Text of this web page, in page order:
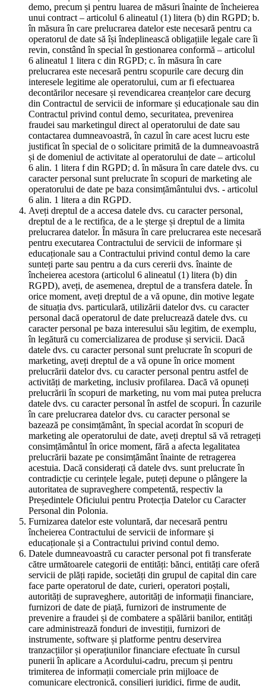
demo, precum și pentru luarea de măsuri înainte de încheierea
unui contract – articolul 6 alineatul (1) litera (b) din RGPD; b.
în măsura în care prelucrarea datelor este necesară pentru ca
operatorul de date să își îndeplinească obligațiile legale care îi
revin, constând în special în gestionarea conformă – articolul
6 alineatul 1 litera c din RGPD; c. în măsura în care
prelucrarea este necesară pentru scopurile care decurg din
interesele legitime ale operatorului, cum ar fi efectuarea
decontărilor necesare și revendicarea creanțelor care decurg
din Contractul de servicii de informare și educaționale sau din
Contractul privind contul demo, securitatea, prevenirea
fraudei sau marketingul direct al operatorului de date sau
contactarea dumneavoastră, în cazul în care acest lucru este
justificat în special de o solicitare primită de la dumneavoastră
și de domeniul de activitate al operatorului de date – articolul
6 alin. 1 litera f din RGPD; d. în măsura în care datele dvs. cu
caracter personal sunt prelucrate în scopuri de marketing ale
operatorului de date pe baza consimțământului dvs. - articolul
6 alin. 1 litera a din RGPD.
Aveți dreptul de a accesa datele dvs. cu caracter personal,
dreptul de a le rectifica, de a le șterge și dreptul de a limita
prelucrarea datelor. În măsura în care prelucrarea este necesară
pentru executarea Contractului de servicii de informare și
educaționale sau a Contractului privind contul demo la care
sunteți parte sau pentru a da curs cererii dvs. înainte de
încheierea acestora (articolul 6 alineatul (1) litera (b) din
RGPD), aveți, de asemenea, dreptul de a transfera datele. În
orice moment, aveți dreptul de a vă opune, din motive legate
de situația dvs. particulară, utilizării datelor dvs. cu caracter
personal dacă operatorul de date prelucrează datele dvs. cu
caracter personal pe baza interesului său legitim, de exemplu,
în legătură cu comercializarea de produse și servicii. Dacă
datele dvs. cu caracter personal sunt prelucrate în scopuri de
marketing, aveți dreptul de a vă opune în orice moment
prelucrării datelor dvs. cu caracter personal pentru astfel de
activități de marketing, inclusiv profilarea. Dacă vă opuneți
prelucrării în scopuri de marketing, nu vom mai putea prelucra
datele dvs. cu caracter personal în astfel de scopuri. În cazurile
în care prelucrarea datelor dvs. cu caracter personal se
bazează pe consimțământ, în special acordat în scopuri de
marketing ale operatorului de date, aveți dreptul să vă retrageți
consimțământul în orice moment, fără a afecta legalitatea
prelucrării bazate pe consimțământ înainte de retragerea
acestuia. Dacă considerați că datele dvs. sunt prelucrate în
contradicție cu cerințele legale, puteți depune o plângere la
autoritatea de supraveghere competentă, respectiv la
Președintele Oficiului pentru Protecția Datelor cu Caracter
Personal din Polonia.
Furnizarea datelor este voluntară, dar necesară pentru
încheierea Contractului de servicii de informare și
educaționale și a Contractului privind contul demo.
Datele dumneavoastră cu caracter personal pot fi transferate
către următoarele categorii de entități: bănci, entități care oferă
servicii de plăți rapide, societăți din grupul de capital din care
face parte operatorul de date, curieri, operatori poștali,
autorități de supraveghere, autorități de informații financiare,
furnizori de date de piață, furnizori de instrumente de
prevenire a fraudei și de combatere a spălării banilor, entități
care administrează fonduri de investiții, furnizori de
instrumente, software și platforme pentru deservirea
tranzacțiilor și operațiunilor financiare efectuate în cursul
punerii în aplicare a Acordului-cadru, precum și pentru
trimiterea de informații comerciale prin mijloace de
comunicare electronică, consilieri juridici, firme de audit,